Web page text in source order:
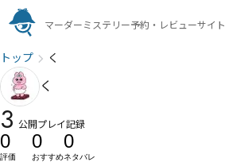
マーダーミステリー予約・レビューサイト
トップ く
く
3 公開プレイ記録
0
評価
0
おすすめ
0
ネタバレ